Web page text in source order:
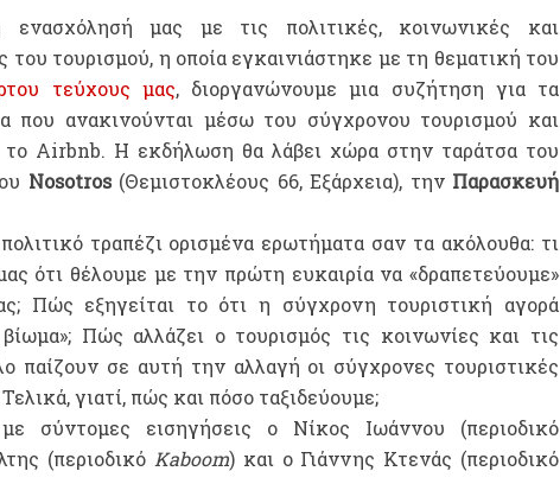
ενασχόλησή μας με τις πολιτικές, κοινωνικές και
του τουρισμού, η οποία εγκαινιάστηκε με τη θεματική του
τεύχους μας, διοργανώνουμε μια συζήτηση για τα
που ανακινούνται μέσω του σύγχρονου τουρισμού και
το Airbnb. Η εκδήλωση θα λάβει χώρα στην ταράτσα του
Nosotros(Θεμιστοκλέους 66, Εξάρχεια), την Παρασκευή
τραπέζι ορισμένα ερωτήματα σαν τα ακόλουθα: τι
ότι θέλουμε με την πρώτη ευκαιρία να «δραπετεύουμε»
Πώς εξηγείται το ότι η σύγχρονη τουριστική αγορά
Πώς αλλάζει ο τουρισμός τις κοινωνίες και τις
παίζουν σε αυτή την αλλαγή οι σύγχρονες τουριστικές
γιατί, πώς και πόσο ταξιδεύουμε;
σύντομες εισηγήσεις ο Νίκος Ιωάννου (περιοδικό
(περιοδικό Kaboom) και ο Γιάννης Κτενάς (περιοδικό